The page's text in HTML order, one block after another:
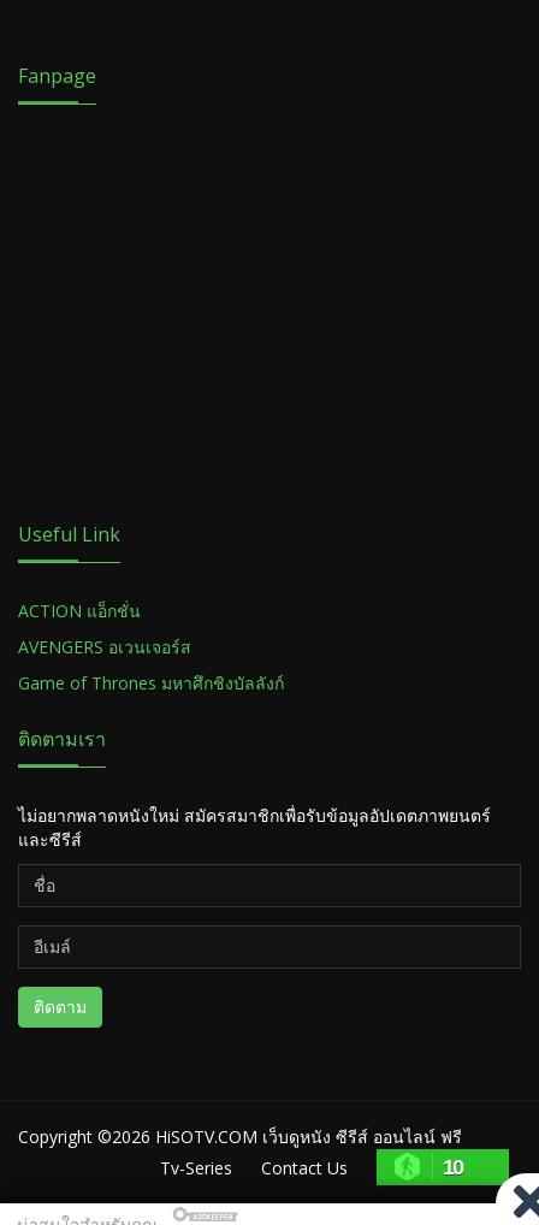
Fanpage
Useful Link
ACTION แอ็กชั่น
AVENGERS อเวนเจอร์ส
Game of Thrones มหาศึกชิงบัลลังก์
ติดตามเรา
ไม่อยากพลาดหนังใหม่ สมัครสมาชิกเพื่อรับข้อมูลอัปเดตภาพยนตร์
และซีรีส์
ติดตาม
Copyright ©2026 HiSOTV.COM เว็บดูหนัง ซีรีส์ ออนไลน์ ฟรี
Tv-Series
Contact Us 10